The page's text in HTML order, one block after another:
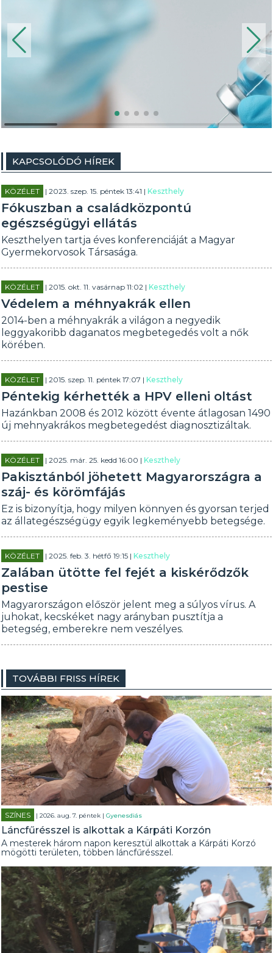
KAPCSOLÓDÓ HÍREK
KÖZÉLET | 2023. szep. 15. péntek 13:41 |Keszthely
Fókuszban a családközpontú
egészségügyi ellátás
Keszthelyen tartja éves konferenciáját a Magyar
Gyermekorvosok Társasága.
KÖZÉLET | 2015. okt. 11. vasárnap 11:02 |Keszthely
Védelem a méhnyakrák ellen
2014-ben a méhnyakrák a világon a negyedik
leggyakoribb daganatos megbetegedés volt a nők
körében.
KÖZÉLET | 2015. szep. 11. péntek 17:07 |Keszthely
Péntekig kérhették a HPV elleni oltást
Hazánkban 2008 és 2012 között évente átlagosan 1490
új mehnyakrákos megbetegedést diagnosztizáltak.
KÖZÉLET | 2025. már. 25. kedd 16:00 |Keszthely
Pakisztánból jöhetett Magyarországra a
száj- és körömfájás
Ez is bizonyítja, hogy milyen könnyen és gyorsan terjed
az állategészségügy egyik legkeményebb betegsége.
KÖZÉLET | 2025. feb. 3. hétfő 19:15 |Keszthely
Zalában ütötte fel fejét a kiskérődzők
pestise
Magyarországon először jelent meg a súlyos vírus. A
juhokat, kecskéket nagy arányban pusztítja a
betegség, emberekre nem veszélyes.
TOVÁBBI FRISS HÍREK
SZÍNES | 2026. aug. 7. péntek |Gyenesdiás
Láncfűrésszel is alkottak a Kárpáti Korzón
A mesterek három napon keresztül alkottak a Kárpáti Korzó
mögötti területen, többen láncfűrésszel.